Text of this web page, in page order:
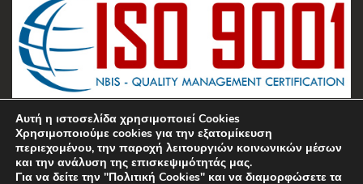
Όροι χρήσης Πολιτική Απορρήτου Επικοινωνία
Αυτή η ιστοσελίδα χρησιμοποιεί Cookies
Χρησιμοποιούμε cookies για την εξατομίκευση
περιεχομένου, την παροχή λειτουργιών κοινωνικών μέσων
και την ανάλυση της επισκεψιμότητάς μας.
Για να δείτε την "Πολιτική Cookies" και να διαμορφώσετε τα